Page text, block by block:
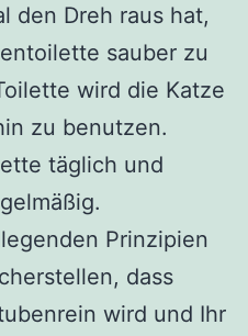
den Dreh raus hat,
sauber zu
wird die Katze
zu benutzen.
täglich und
Prinzipien
dass
wird und Ihr